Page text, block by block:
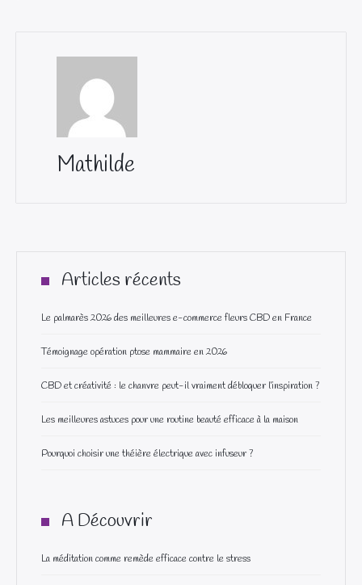
Mathilde
Articles récents
Le palmarès 2026 des meilleures e-commerce fleurs CBD en France
Témoignage opération ptose mammaire en 2026
CBD et créativité : le chanvre peut-il vraiment débloquer l’inspiration ?
Les meilleures astuces pour une routine beauté efficace à la maison
Pourquoi choisir une théière électrique avec infuseur ?
A Découvrir
La méditation comme remède efficace contre le stress